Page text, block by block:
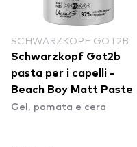
SCHWARZKOPF GOT2B
Schwarzkopf Got2b
pasta per i capelli -
Beach Boy Matt Paste
Gel, pomata e cera